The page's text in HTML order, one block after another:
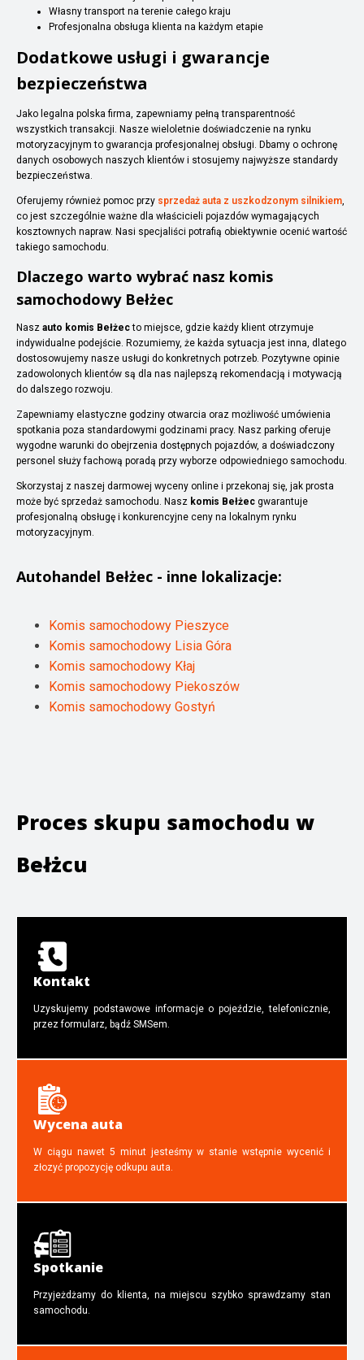
Własny transport na terenie całego kraju
Profesjonalna obsługa klienta na każdym etapie
Dodatkowe usługi i gwarancje
bezpieczeństwa
Jako legalna polska firma, zapewniamy pełną transparentność
wszystkich transakcji. Nasze wieloletnie doświadczenie na rynku
motoryzacyjnym to gwarancja profesjonalnej obsługi. Dbamy o ochronę
danych osobowych naszych klientów i stosujemy najwyższe standardy
bezpieczeństwa.
Oferujemy również pomoc przy sprzedaż auta z uszkodzonym silnikiem,
co jest szczególnie ważne dla właścicieli pojazdów wymagających
kosztownych napraw. Nasi specjaliści potrafią obiektywnie ocenić wartość
takiego samochodu.
Dlaczego warto wybrać nasz komis
samochodowy Bełżec
Nasz auto komis Bełżecto miejsce, gdzie każdy klient otrzymuje
indywidualne podejście. Rozumiemy, że każda sytuacja jest inna, dlatego
dostosowujemy nasze usługi do konkretnych potrzeb. Pozytywne opinie
zadowolonych klientów są dla nas najlepszą rekomendacją i motywacją
do dalszego rozwoju.
Zapewniamy elastyczne godziny otwarcia oraz możliwość umówienia
spotkania poza standardowymi godzinami pracy. Nasz parking oferuje
wygodne warunki do obejrzenia dostępnych pojazdów, a doświadczony
personel służy fachową poradą przy wyborze odpowiedniego samochodu.
Skorzystaj z naszej darmowej wyceny online i przekonaj się, jak prosta
może być sprzedaż samochodu. Nasz komis Bełżec gwarantuje
profesjonalną obsługę i konkurencyjne ceny na lokalnym rynku
motoryzacyjnym.
Autohandel Bełżec - inne lokalizacje:
Komis samochodowy Pieszyce
Komis samochodowy Lisia Góra
Komis samochodowy Kłaj
Komis samochodowy Piekoszów
Komis samochodowy Gostyń
Proces skupu samochodu w
Bełżcu
Kontakt
Uzyskujemy podstawowe informacje o pojeździe, telefonicznie,
przez formularz, bądź SMSem.
Wycena auta
W ciągu nawet 5 minut jesteśmy w stanie wstępnie wycenić i
złozyć propozycję odkupu auta.
Spotkanie
Przyjeżdżamy do klienta, na miejscu szybko sprawdzamy stan
samochodu.